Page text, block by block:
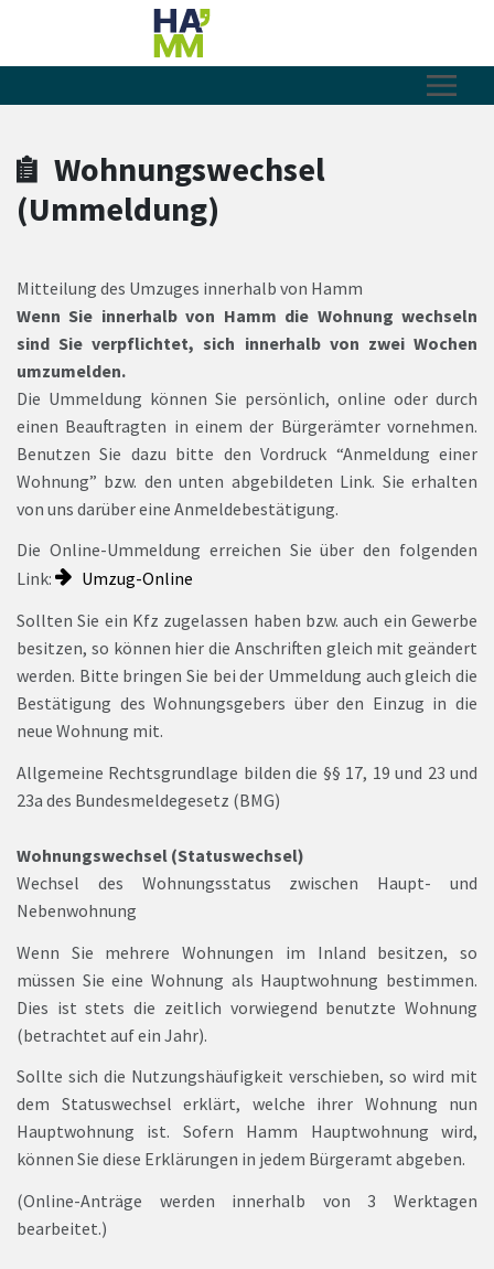
Zum Header
Zum Hauptinhalt
Zum Footer
Zum Hauptinhalt springen
Wohnungswechsel
(Ummeldung)
Mitteilung des Umzuges innerhalb von Hamm
Wenn Sie innerhalb von Hamm die Wohnung wechseln
sind Sie verpflichtet, sich innerhalb von zwei Wochen
umzumelden.
Die Ummeldung können Sie persönlich, online oder durch
einen Beauftragten in einem der Bürgerämter vornehmen.
Benutzen Sie dazu bitte den Vordruck “Anmeldung einer
Wohnung” bzw. den unten abgebildeten Link. Sie erhalten
von uns darüber eine Anmeldebestätigung.
Die Online-Ummeldung erreichen Sie über den folgenden
Link:
Umzug-Online
Sollten Sie ein Kfz zugelassen haben bzw. auch ein Gewerbe
besitzen, so können hier die Anschriften gleich mit geändert
werden. Bitte bringen Sie bei der Ummeldung auch gleich die
Bestätigung des Wohnungsgebers über den Einzug in die
neue Wohnung mit.
Allgemeine Rechtsgrundlage bilden die §§ 17, 19 und 23 und
23a des Bundesmeldegesetz (BMG)
Wohnungswechsel (Statuswechsel)
Wechsel des Wohnungsstatus zwischen Haupt- und
Nebenwohnung
Wenn Sie mehrere Wohnungen im Inland besitzen, so
müssen Sie eine Wohnung als Hauptwohnung bestimmen.
Dies ist stets die zeitlich vorwiegend benutzte Wohnung
(betrachtet auf ein Jahr).
Sollte sich die Nutzungshäufigkeit verschieben, so wird mit
dem Statuswechsel erklärt, welche ihrer Wohnung nun
Hauptwohnung ist. Sofern Hamm Hauptwohnung wird,
können Sie diese Erklärungen in jedem Bürgeramt abgeben.
(Online-Anträge werden innerhalb von 3 Werktagen
bearbeitet.)